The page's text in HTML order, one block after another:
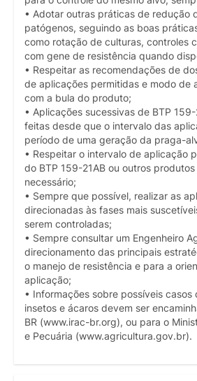
• Adotar outras práticas de redução
patógenos, seguindo as boas
como rotação de culturas, controles
com gene de resistência quando
• Respeitar as recomendações de
de aplicações permitidas e modo de
com a bula do produto;
• Aplicações sucessivas de BTP
feitas desde que o intervalo das
período de uma geração da praga-
• Respeitar o intervalo de aplicação
do BTP 159-21AB ou outros
necessário;
• Sempre que possível, realizar as
direcionadas às fases mais
serem controladas;
• Sempre consultar um Engenheiro
direcionamento das principais
o manejo de resistência e para a
aplicação;
• Informações sobre possíveis casos
insetos e ácaros devem ser
BR (www.irac-br.org), ou para o
e Pecuária (www.agricultura.gov.br).